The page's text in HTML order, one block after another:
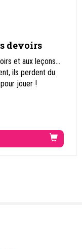
devoirs
et aux leçons...
ils perdent du
jouer !